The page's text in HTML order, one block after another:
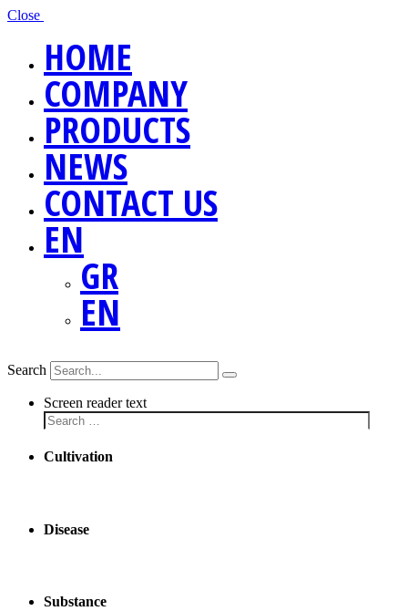
Close
HOME
COMPANY
PRODUCTS
NEWS
CONTACT US
EN
GR
EN
Search
Screen reader text
Cultivation
Disease
Substance